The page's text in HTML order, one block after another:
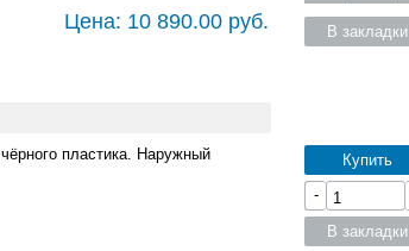
Цена: 10 890.00 руб. В закладки
пластика. Наружный
Купить
-
В закладки